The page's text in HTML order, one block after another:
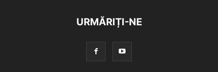
URMĂRIȚI-NE